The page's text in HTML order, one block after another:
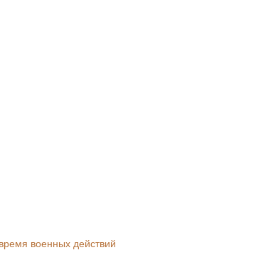
военных действий